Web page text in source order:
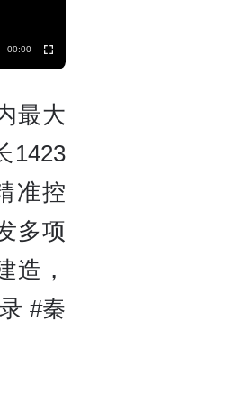
00:00
最大
1423
准控
多项
造，
#秦